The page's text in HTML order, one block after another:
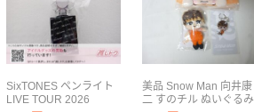
SixTONES ペンライト
LIVE TOUR 2026
美品 Snow Man 向井康
二 すのチル ぬいぐるみ